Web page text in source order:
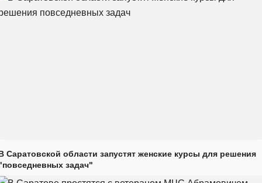
Саратовской области запустят женские курсы для решения
задач"